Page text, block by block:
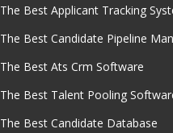
The Best Applicant Tracking
The Best Candidate Pipeline
The Best Ats Crm Software
The Best Talent Pooling
The Best Candidate Database